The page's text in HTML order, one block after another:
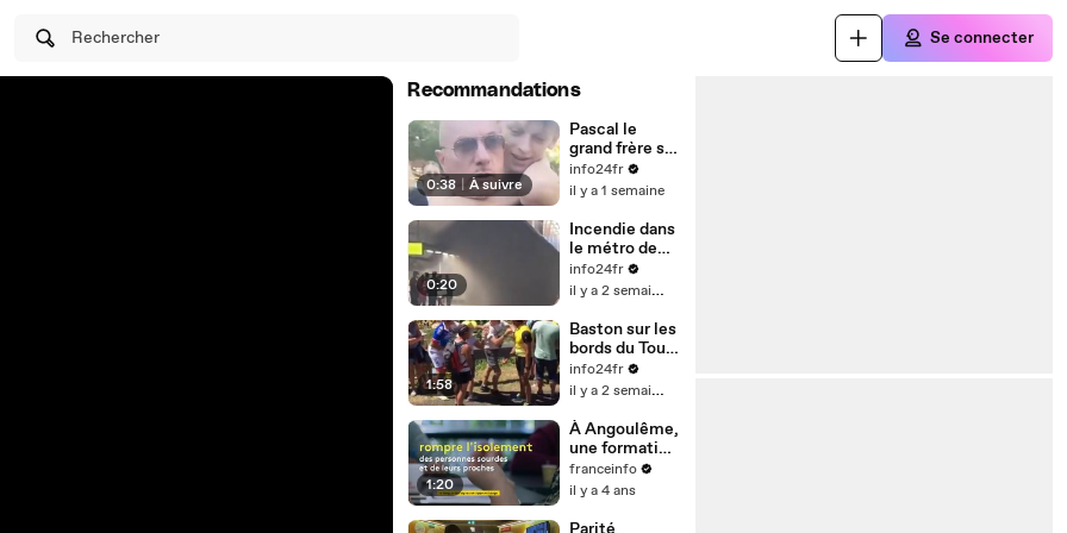
Rechercher Se connecter
Recommandations
0:38 À suivre
Pascal le
grand frère se
fait étrangler
et s'énerve
#fêtes de
Sainte-Anne à
Rethel
(Ardennes)
info24fr
il y a 1 semaine
0:20
Incendie dans
le métro de
Barcelone sur
la L1 Station
Clot
info24fr
il y a 2 semaines
1:58
Baston sur les
bords du Tour
de France
info24fr
il y a 2 semaines
1:20
À Angoulême,
une formation
permet aux
sourds et
d'apprendre la
franceinfo
il y a 4 ans